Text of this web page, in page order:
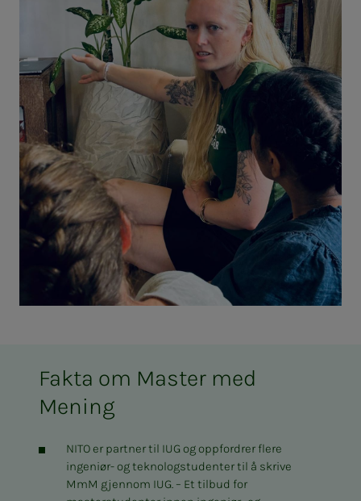
Fakta om Master med
Mening
NITO er partner til IUG og oppfordrer flere
ingeniør- og teknologstudenter til å skrive
MmM gjennom IUG. – Et tilbud for